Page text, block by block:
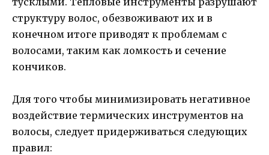
структуру волос, обезвоживают их и в
конечном итоге приводят к проблемам с
волосами, таким как ломкость и сечение
кончиков.
Для того чтобы минимизировать негативное
воздействие термических инструментов на
волосы, следует придерживаться следующих
правил: